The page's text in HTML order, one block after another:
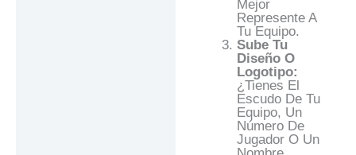
Mejor
Represente A
Tu Equipo.
Sube Tu
Diseño O
Logotipo:
¿Tienes El
Escudo De Tu
Equipo, Un
Número De
Jugador O Un